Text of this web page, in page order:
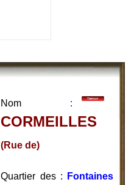
Nom :
CORMEILLES
(Rue de)
Quartier des : Fontaines